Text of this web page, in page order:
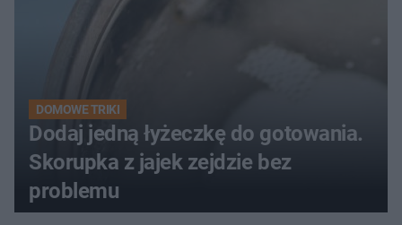
DOMOWE TRIKI
Dodaj jedną łyżeczkę do gotowania.
Skorupka z jajek zejdzie bez
problemu